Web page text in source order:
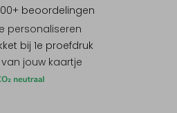
+ beoordelingen
personaliseren
bij 1e proefdruk
van jouw kaartje